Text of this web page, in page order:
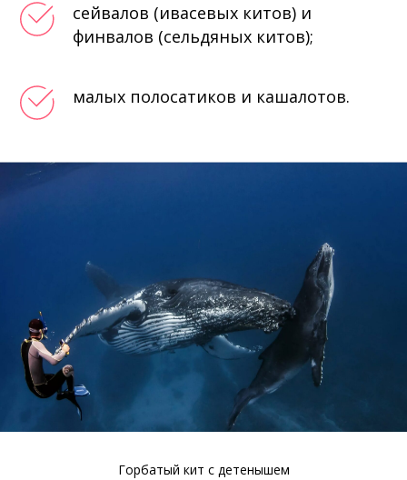
сейвалов (ивасевых китов) и
финвалов (сельдяных китов);
малых полосатиков и кашалотов.
Горбатый кит с детенышем